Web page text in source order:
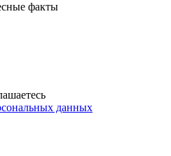
факты
данных